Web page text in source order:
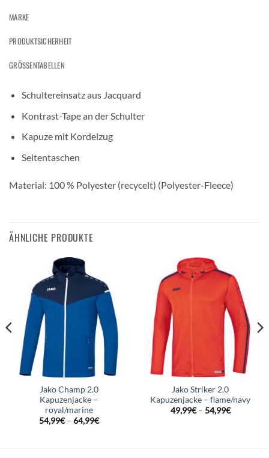
MARKE
PRODUKTSICHERHEIT
GRÖSSENTABELLEN
Schultereinsatz aus Jacquard
Kontrast-Tape an der Schulter
Kapuze mit Kordelzug
Seitentaschen
Material: 100 % Polyester (recycelt) (Polyester-Fleece)
ÄHNLICHE PRODUKTE
Jako Champ 2.0
Kapuzenjacke –
royal/marine
54,99€– 64,99€
Jako Striker 2.0
Kapuzenjacke – flame/navy
49,99€– 54,99€